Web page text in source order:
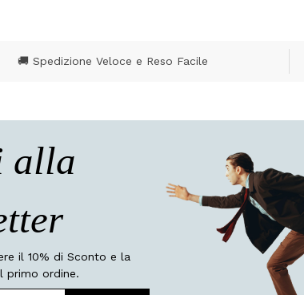
🚚 Spedizione Veloce e Reso Facile
alla
il 10% di Sconto e la
primo ordine.